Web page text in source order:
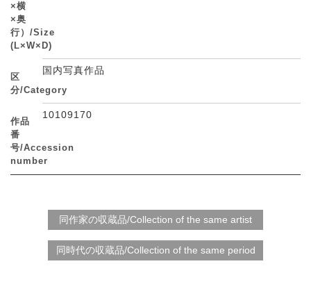
×横
×奥
行）/Size
(L×W×D)
区
分/Category
国内写真作品
作品
番
号/Accession
number
10109170